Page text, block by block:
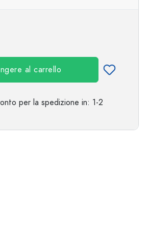
al carrello
per la spedizione in: 1-2